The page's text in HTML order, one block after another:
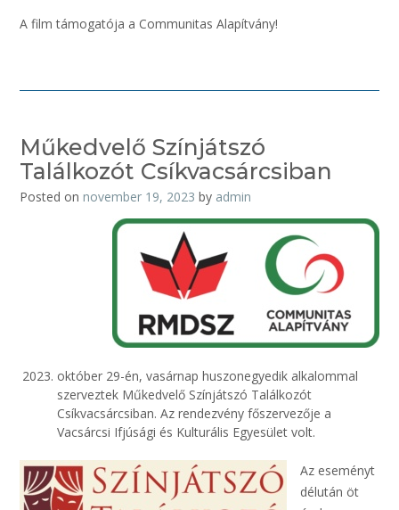
A film támogatója a Communitas Alapítvány!
Műkedvelő Színjátszó
Találkozót Csíkvacsárcsiban
Posted on november 19, 2023 by admin
október 29-én, vasárnap huszonegyedik alkalommal
szerveztek Műkedvelő Színjátszó Találkozót
Csíkvacsárcsiban. Az rendezvény főszervezője a
Vacsárcsi Ifjúsági és Kulturális Egyesület volt.
Az eseményt
délután öt